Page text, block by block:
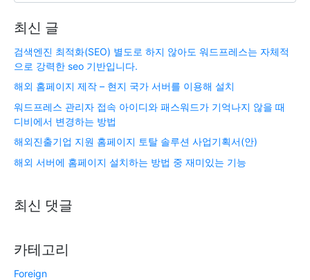
최신 글
검색엔진 최적화(SEO) 별도로 하지 않아도 워드프레스는 자체적
으로 강력한 seo 기반입니다.
해외 홈페이지 제작 – 현지 국가 서버를 이용해 설치
워드프레스 관리자 접속 아이디와 패스워드가 기억나지 않을 때
디비에서 변경하는 방법
해외진출기업 지원 홈페이지 토탈 솔루션 사업기획서(안)
해외 서버에 홈페이지 설치하는 방법 중 재미있는 기능
최신 댓글
카테고리
Foreign